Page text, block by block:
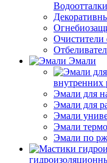
Очистители
Эмали
внутренних
Эмали для
Эмали для
Эмали
Эмали
Эмали по